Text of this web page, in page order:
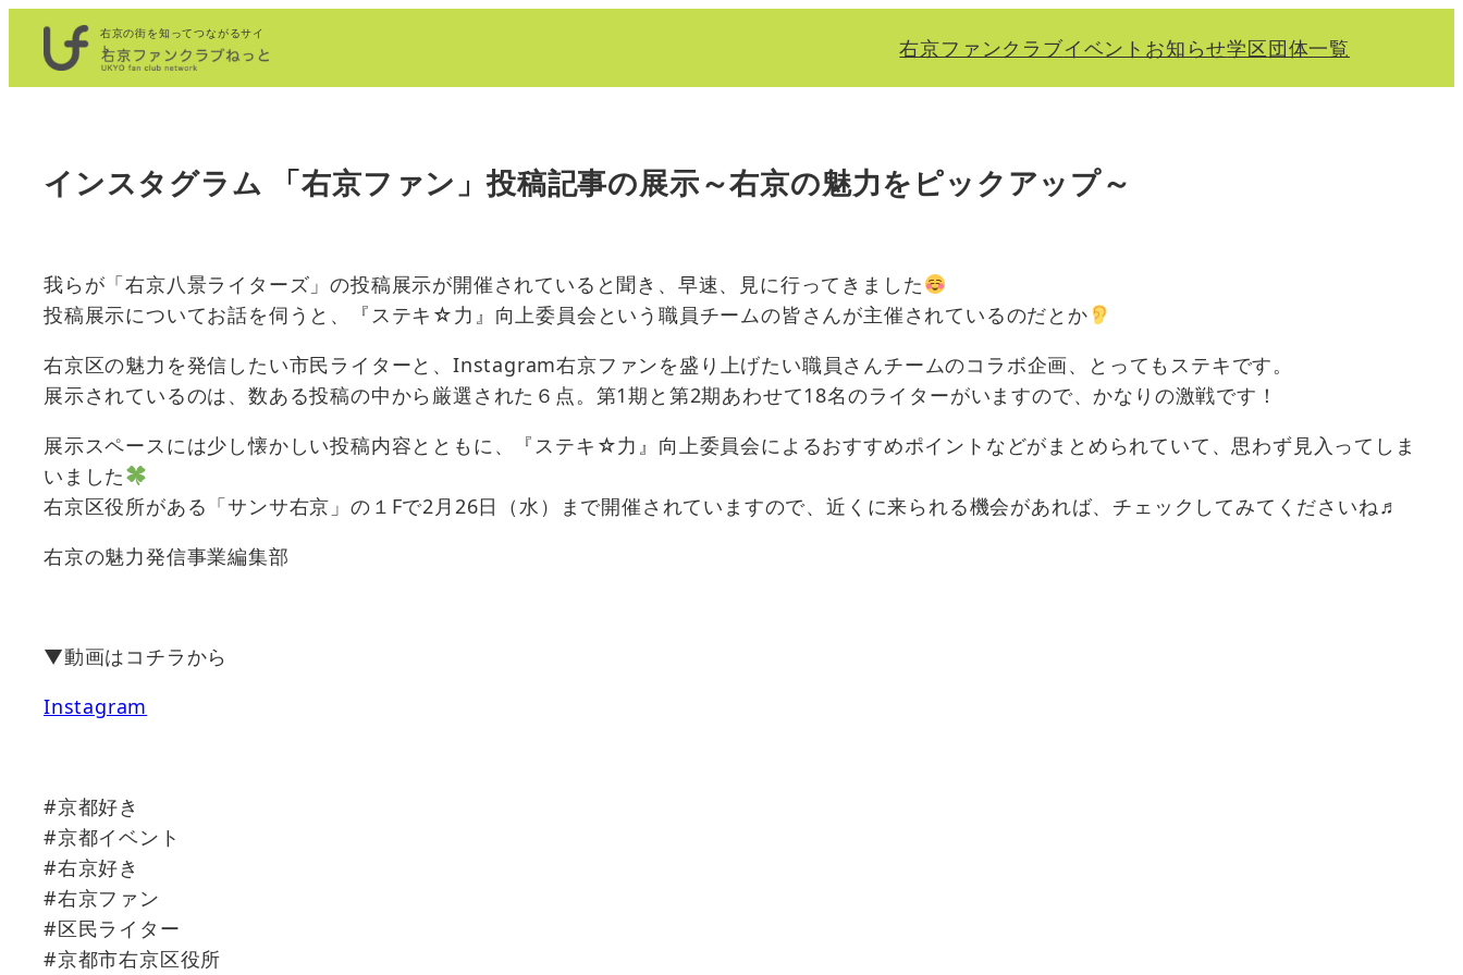
を
右京の街を知ってつながるサイ
ト
右京ファンクラブイベント お知らせ学区団体一覧
インスタグラム 「右京ファン」投稿記事の展示～右京の魅力をピックアップ～
我らが「右京八景ライターズ」の投稿展示が開催されていると聞き、早速、見に行ってきました
投稿展示についてお話を伺うと、『ステキ☆力』向上委員会という職員チームの皆さんが主催されているのだとか
右京区の魅力を発信したい市民ライターと、Instagram右京ファンを盛り上げたい職員さんチームのコラボ企画、とってもステキです。
展示されているのは、数ある投稿の中から厳選された６点。第1期と第2期あわせて18名のライターがいますので、かなりの激戦です！
展示スペースには少し懐かしい投稿内容とともに、『ステキ☆力』向上委員会によるおすすめポイントなどがまとめられていて、思わず見入ってしま
いました
右京区役所がある「サンサ右京」の１Fで2月26日（水）まで開催されていますので、近くに来られる機会があれば、チェックしてみてくださいね♬
右京の魅力発信事業編集部
▼動画はコチラから
Instagram
#京都好き
#京都イベント
#右京好き
#右京ファン
#区民ライター
#京都市右京区役所